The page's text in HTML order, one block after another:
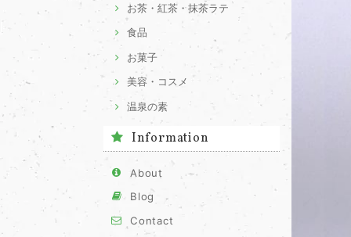
お茶・紅茶・抹茶ラテ
食品
お菓子
美容・コスメ
温泉の素
Information
About
Blog
Contact